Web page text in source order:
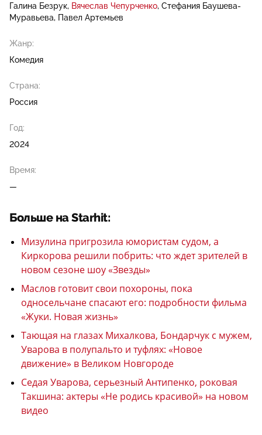
Галина Безрук Вячеслав Чепурченко Стефания Баушева-
Муравьева Павел Артемьев
Жанр:
Комедия
Страна:
Россия
Год:
2024
Время:
—
Больше на Starhit:
Мизулина пригрозила юмористам судом, а
Киркорова решили побрить: что ждет зрителей в
новом сезоне шоу «Звезды»
Маслов готовит свои похороны, пока
односельчане спасают его: подробности фильма
«Жуки. Новая жизнь»
Тающая на глазах Михалкова, Бондарчук с мужем,
Уварова в полупальто и туфлях: «Новое
движение» в Великом Новгороде
Седая Уварова, серьезный Антипенко, роковая
Такшина: актеры «Не родись красивой» на новом
видео